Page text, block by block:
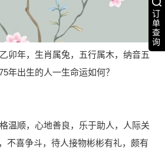
订
单
查
询
卯年，生肖属兔，五行属木，纳音五
年出生的人一生命运如何？
温顺，心地善良，乐于助人，人际关
不喜争斗，待人接物彬彬有礼，颇有